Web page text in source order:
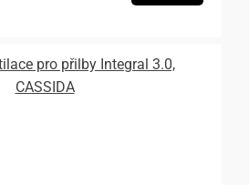
pro přilby Integral 3.0,
CASSIDA